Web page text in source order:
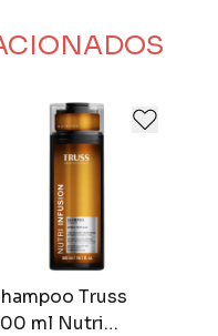
sua história, é ir
Truss
ml Nutri